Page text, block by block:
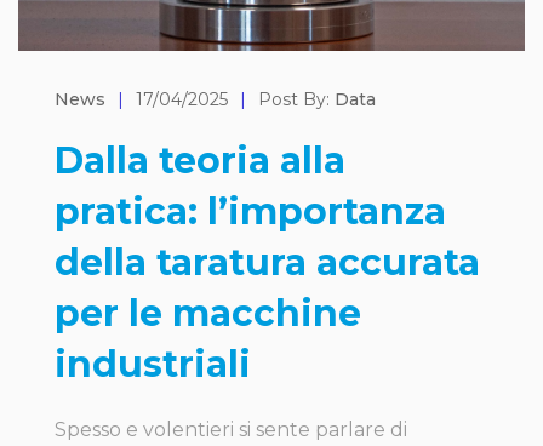
News | 17/04/2025 | Post By: Data
Dalla teoria alla
pratica: l’importanza
della taratura accurata
per le macchine
industriali
Spesso e volentieri si sente parlare di